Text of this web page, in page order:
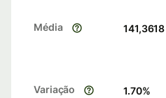
Média 141,3618
Variação 1.70%